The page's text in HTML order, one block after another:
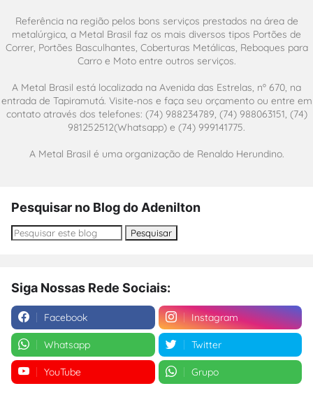
Referência na região pelos bons serviços prestados na área de
metalúrgica, a Metal Brasil faz os mais diversos tipos Portões de
Correr, Portões Basculhantes, Coberturas Metálicas, Reboques para
Carro e Moto entre outros serviços.
A Metal Brasil está localizada na Avenida das Estrelas, nº 670, na
entrada de Tapiramutá. Visite-nos e faça seu orçamento ou entre em
contato através dos telefones: (74) 988234789, (74) 988063151, (74)
981252512(Whatsapp) e (74) 999141775.
A Metal Brasil é uma organização de Renaldo Herundino.
Pesquisar no Blog do Adenilton
Siga Nossas Rede Sociais:
Facebook Instagram
Whatsapp Twitter
YouTube Grupo